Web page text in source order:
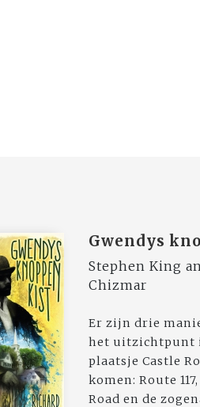
Gwendys
Stephen King
Chizmar
Er zijn drie
het uitzichtpunt
plaatsje Castle
komen: Route
Road en de